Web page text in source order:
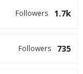
1.7k
Followers
735
Followers